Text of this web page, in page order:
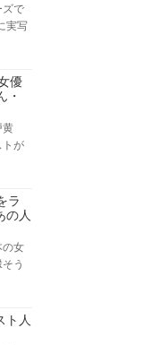
ズで
実写
優
・
黄
トが
ラ
の人
の女
う
ト人